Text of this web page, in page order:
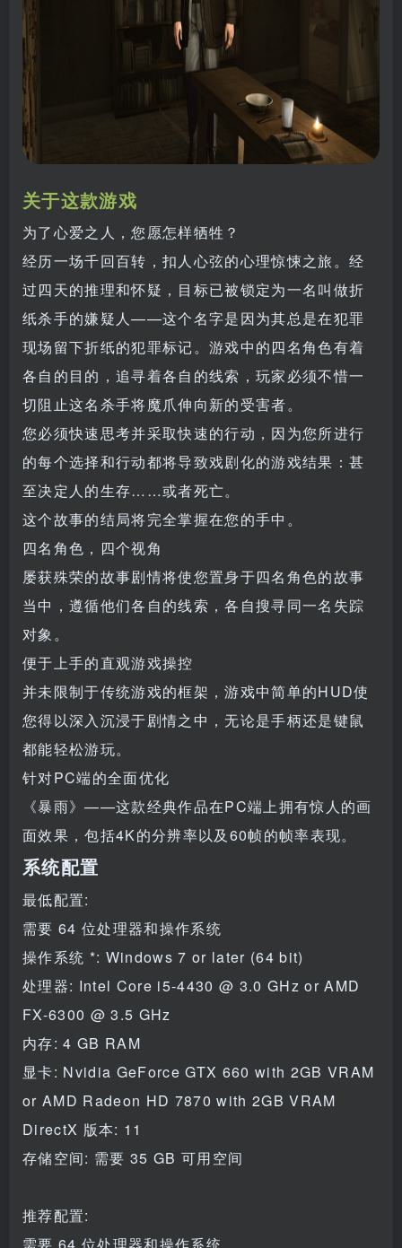
关于这款游戏
为了心爱之人，您愿怎样牺牲？
经历一场千回百转，扣人心弦的心理惊悚之旅。经
过四天的推理和怀疑，目标已被锁定为一名叫做折
纸杀手的嫌疑人——这个名字是因为其总是在犯罪
现场留下折纸的犯罪标记。游戏中的四名角色有着
各自的目的，追寻着各自的线索，玩家必须不惜一
切阻止这名杀手将魔爪伸向新的受害者。
您必须快速思考并采取快速的行动，因为您所进行
的每个选择和行动都将导致戏剧化的游戏结果：甚
至决定人的生存……或者死亡。
这个故事的结局将完全掌握在您的手中。
四名角色，四个视角
屡获殊荣的故事剧情将使您置身于四名角色的故事
当中，遵循他们各自的线索，各自搜寻同一名失踪
对象。
便于上手的直观游戏操控
并未限制于传统游戏的框架，游戏中简单的HUD使
您得以深入沉浸于剧情之中，无论是手柄还是键鼠
都能轻松游玩。
针对PC端的全面优化
《暴雨》——这款经典作品在PC端上拥有惊人的画
面效果，包括4K的分辨率以及60帧的帧率表现。
系统配置
最低配置:
需要 64 位处理器和操作系统
操作系统 *: Windows 7 or later (64 bit)
处理器: Intel Core i5-4430 @ 3.0 GHz or AMD
FX-6300 @ 3.5 GHz
内存: 4 GB RAM
显卡: Nvidia GeForce GTX 660 with 2GB VRAM
or AMD Radeon HD 7870 with 2GB VRAM
DirectX 版本: 11
存储空间: 需要 35 GB 可用空间
推荐配置: